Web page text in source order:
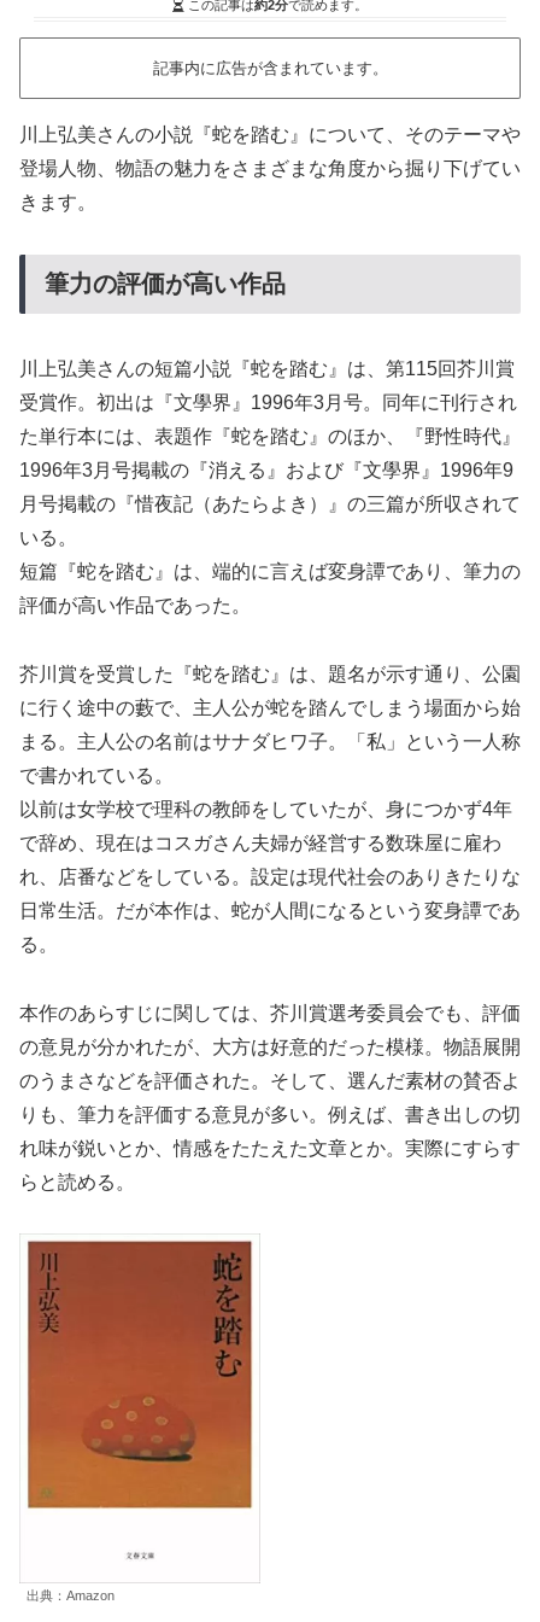
この記事は約2分で読めます。
記事内に広告が含まれています。
川上弘美さんの小説『蛇を踏む』について、そのテーマや
登場人物、物語の魅力をさまざまな角度から掘り下げてい
きます。
筆力の評価が高い作品
川上弘美さんの短篇小説『蛇を踏む』は、第115回芥川賞
受賞作。初出は『文學界』1996年3月号。同年に刊行され
た単行本には、表題作『蛇を踏む』のほか、『野性時代』
1996年3月号掲載の『消える』および『文學界』1996年9
月号掲載の『惜夜記（あたらよき）』の三篇が所収されて
いる。
短篇『蛇を踏む』は、端的に言えば変身譚であり、筆力の
評価が高い作品であった。
芥川賞を受賞した『蛇を踏む』は、題名が示す通り、公園
に行く途中の藪で、主人公が蛇を踏んでしまう場面から始
まる。主人公の名前はサナダヒワ子。「私」という一人称
で書かれている。
以前は女学校で理科の教師をしていたが、身につかず4年
で辞め、現在はコスガさん夫婦が経営する数珠屋に雇わ
れ、店番などをしている。設定は現代社会のありきたりな
日常生活。だが本作は、蛇が人間になるという変身譚であ
る。
本作のあらすじに関しては、芥川賞選考委員会でも、評価
の意見が分かれたが、大方は好意的だった模様。物語展開
のうまさなどを評価された。そして、選んだ素材の賛否よ
りも、筆力を評価する意見が多い。例えば、書き出しの切
れ味が鋭いとか、情感をたたえた文章とか。実際にすらす
らと読める。
出典：Amazon